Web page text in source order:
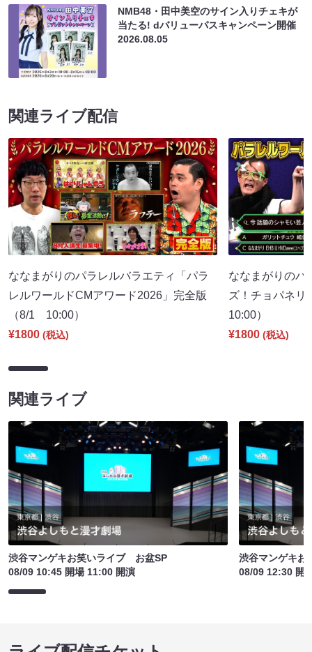
NMB48・田中美空のサイン入りチェキが
当たる! dバリューパスキャンペーン開催
2026.08.05
関連ライブ配信
ななまがりのパラレルバラエティ「パラ
レルワールドCMアワード2026」完全版
（8/1 10:00）
¥1800 (税込)
ななまがりのパ
ズ！チョパネ
10:00）
¥1800 (税込)
関連ライブ
渋谷マンゲキお笑いライブ お盆SP
08/09 10:45 開場 11:00 開演
渋谷マンゲキ
08/09 12:30 開